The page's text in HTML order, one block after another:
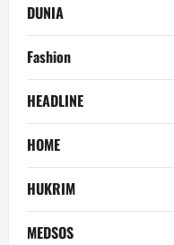
DUNIA
Fashion
HEADLINE
HOME
HUKRIM
MEDSOS